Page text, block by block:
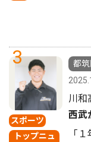
3
スポーツ
トップニュ
都
川和
西武
「